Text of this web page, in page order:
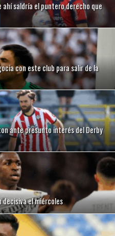
ahí saldría el puntero derecho que
con este club para salir de la
ante presunto interés del Derby
decisiva el miércoles